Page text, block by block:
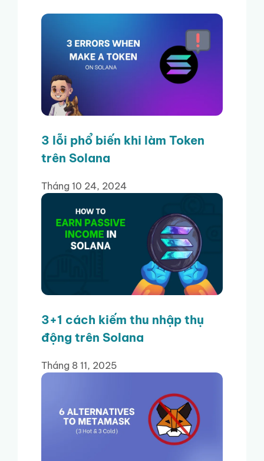
3 lỗi phổ biến khi làm Token
trên Solana
Tháng 10 24, 2024
3+1 cách kiếm thu nhập thụ
động trên Solana
Tháng 8 11, 2025